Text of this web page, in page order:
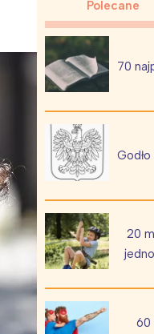
Polecane
70
20
60